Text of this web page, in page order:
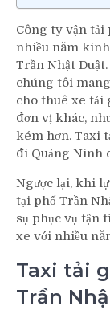
Công ty vận
nhiều năm
Trần Nhật
chúng tôi
cho thuê xe tải
đơn vị khác,
kém hơn. Taxi
đi Quảng Ninh
Ngược lại, khi
tại phố Trần
sụ phục vụ tận
xe với nhiều
Taxi tải
Trần